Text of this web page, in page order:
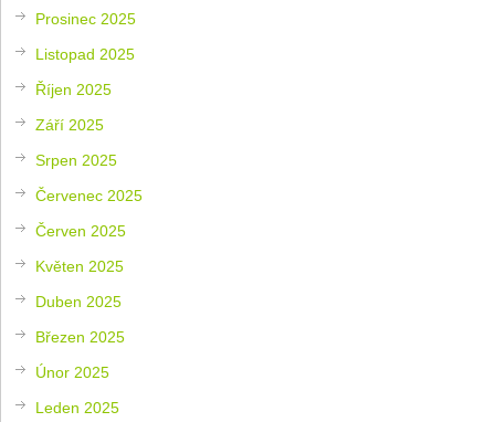
Prosinec 2025
Listopad 2025
Říjen 2025
Září 2025
Srpen 2025
Červenec 2025
Červen 2025
Květen 2025
Duben 2025
Březen 2025
Únor 2025
Leden 2025